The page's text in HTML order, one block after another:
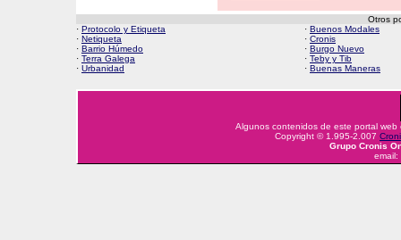
Otros
· Protocolo y Etiqueta · Buenos Modales
· Netiqueta · Cronis
· Barrio Húmedo · Burgo Nuevo
· Terra Galega · Teby y Tib
· Urbanidad · Buenas Maneras
Algunos contenidos de este portal
Copyright © 1.995-2.007
Grupo Cronis
email: